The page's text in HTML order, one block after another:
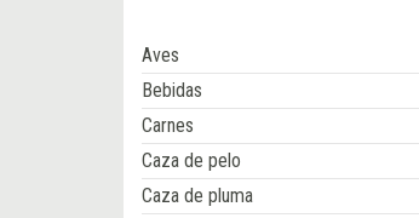
Aves
Bebidas
Carnes
Caza de pelo
Caza de pluma